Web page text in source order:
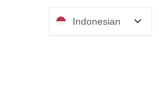
Indonesian